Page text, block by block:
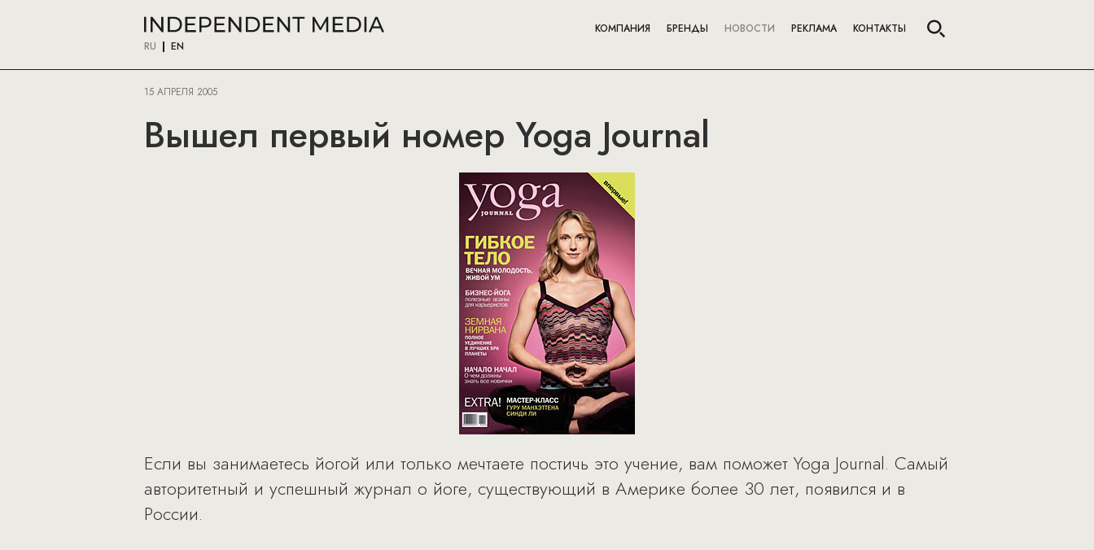
RU EN
КОМПАНИЯ БРЕНДЫ НОВОСТИ РЕКЛАМА КОНТАКТЫ
15 АПРЕЛЯ 2005
Вышел первый номер Yoga Journal
Если вы занимаетесь йогой или только мечтаете постичь это учение, вам поможет Yoga Journal. Самый
авторитетный и успешный журнал о йоге, существующий в Америке более 30 лет, появился и в
России.